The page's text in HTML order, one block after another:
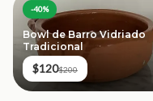
-40%
Bowl de Barro Vidriado
Tradicional
$120$200